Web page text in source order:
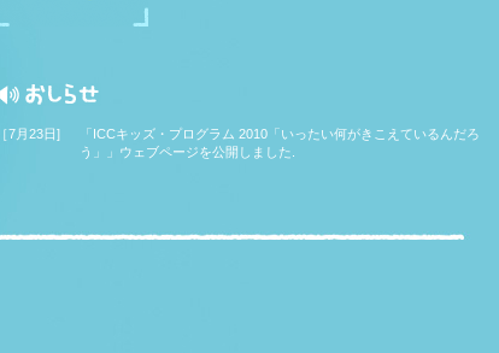
［7月23日]
「ICCキッズ・プログラム 2010「いったい何がきこえているんだろ
う」」ウェブページを公開しました.